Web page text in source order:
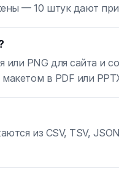
— 10 штук дают
или PNG для сайта и
в PDF или
из CSV, TSV,